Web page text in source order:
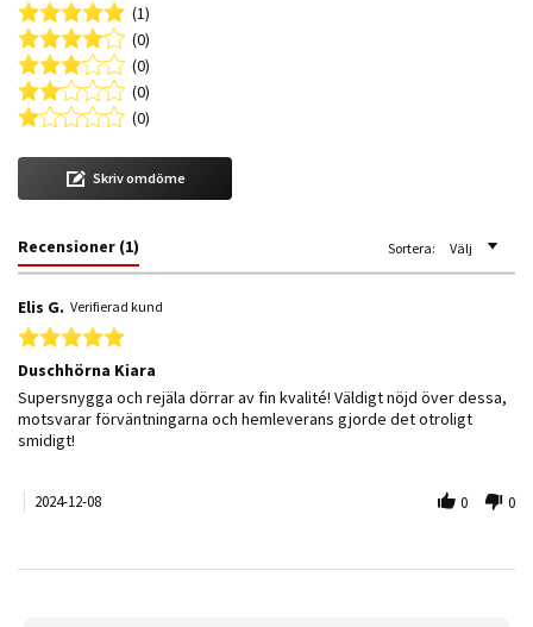
(1)
(0)
(0)
(0)
(0)
Skriv omdöme
Recensioner (1) Sortera: Välj
Elis G. Verifierad kund
5.0 star rating
Duschhörna Kiara
Review by Elis G. on 8 Dec 2024
review stating Duschhörna Kiara
Supersnygga och rejäla dörrar av fin kvalité! Väldigt nöjd över dessa,
motsvarar förväntningarna och hemleverans gjorde det otroligt
smidigt!
2024-12-08 0 0